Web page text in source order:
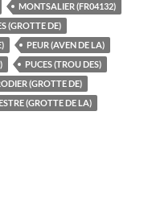
MONTSALIER (FR04132)
(GROTTE DE)
PEUR (AVEN DE LA)
PUCES (TROU DES)
(GROTTE DE)
(GROTTE DE LA)